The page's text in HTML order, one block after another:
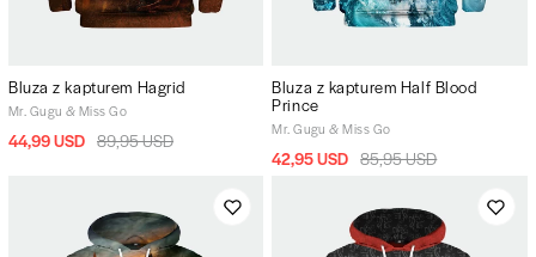
Bluza z kapturem Hagrid
Mr. Gugu & Miss Go
44,99 USD 89,95 USD
Bluza z kapturem Half Blood
Prince
Mr. Gugu & Miss Go
42,95 USD 85,95 USD